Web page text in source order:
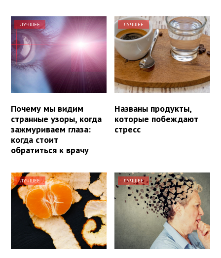
ЛУЧШЕЕ
Почему мы видим
странные узоры, когда
зажмуриваем глаза:
когда стоит
обратиться к врачу
ЛУЧШЕЕ
Названы продукты,
которые побеждают
стресс
ЛУЧШЕЕ ЛУЧШЕЕ